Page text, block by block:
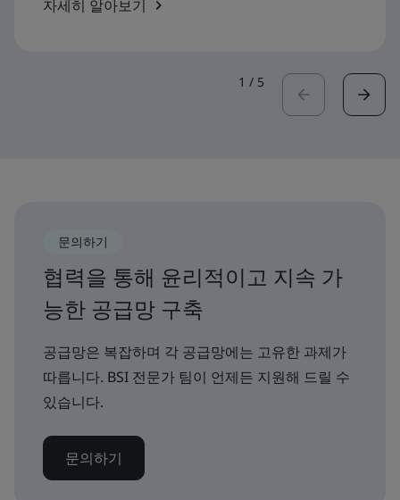
자세히 알아보기
1 / 5
문의하기
협력을 통해 윤리적이고 지속 가
능한 공급망 구축
공급망은 복잡하며 각 공급망에는 고유한 과제가
따릅니다. BSI 전문가 팀이 언제든 지원해 드릴 수
있습니다.
문의하기